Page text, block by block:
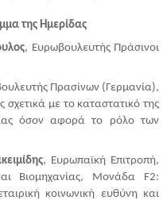
της Ημερίδας
, Ευρωβουλευτής Πράσινοι
Πρασίνων (Γερμανία),
σχετικά με το καταστατικό της
όσον αφορά το ρόλο των
, Ευρωπαϊκή Επιτροπή,
Βιομηχανίας, Μονάδα F2:
κοινωνική ευθύνη και